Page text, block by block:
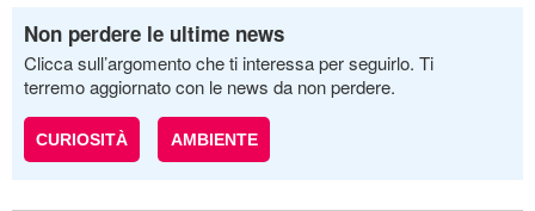
Non perdere le ultime news
Clicca sull’argomento che ti interessa per seguirlo. Ti
terremo aggiornato con le news da non perdere.
CURIOSITÀ AMBIENTE